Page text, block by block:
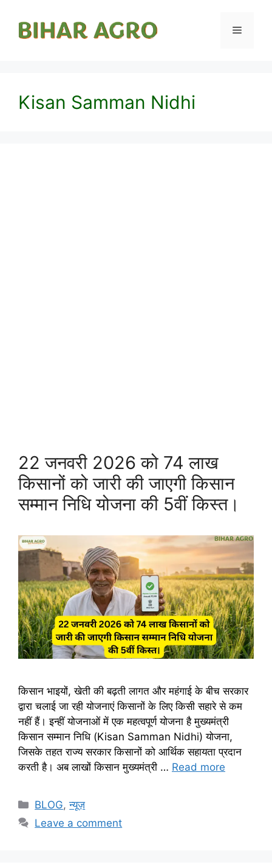
Kisan Samman Nidhi
22 जनवरी 2026 को 74 लाख
किसानों को जारी की जाएगी किसान
सम्मान निधि योजना की 5वीं किस्त।
किसान भाइयों, खेती की बढ़ती लागत और महंगाई के बीच सरकार
द्वारा चलाई जा रही योजनाएं किसानों के लिए किसी सहारे से कम
नहीं हैं। इन्हीं योजनाओं में एक महत्वपूर्ण योजना है मुख्यमंत्री
किसान सम्मान निधि (Kisan Samman Nidhi) योजना,
जिसके तहत राज्य सरकार किसानों को आर्थिक सहायता प्रदान
करती है। अब लाखों किसान मुख्यमंत्री … Read more
BLOG,न्यूज़
Leave a comment